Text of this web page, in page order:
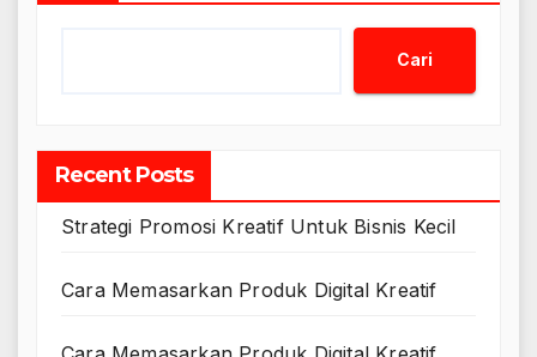
Cari
Recent Posts
Strategi Promosi Kreatif Untuk Bisnis Kecil
Cara Memasarkan Produk Digital Kreatif